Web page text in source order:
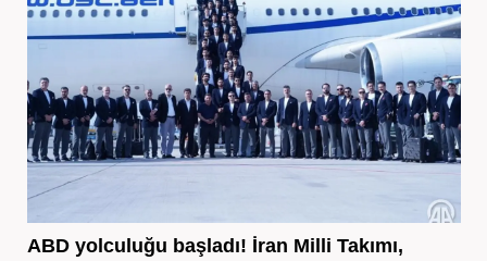
ABD yolculuğu başladı! İran Milli Takımı,